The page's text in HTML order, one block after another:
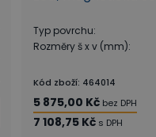
Typ povrchu:
Rozměry š x v (mm):
Kód zboží: 464014
5 875,00 Kč bez DPH
7 108,75 Kč s DPH